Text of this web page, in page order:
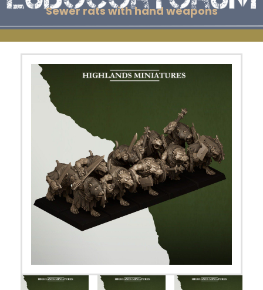
Sewer rats with hand weapons